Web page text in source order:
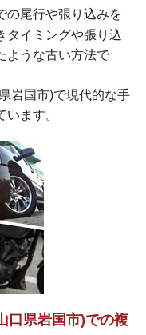
の尾行や張り込みを
タイミングや張り込
ような古い方法で
岩国市)で現代的な手
います。
口県岩国市)での複